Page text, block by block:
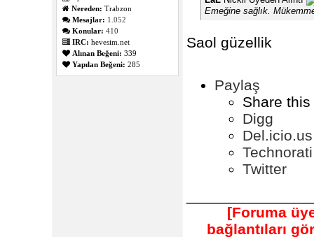
Nereden: Trabzon
Mesajlar: 1.052
Konular: 410
IRC: hevesim.net
Alınan Beğeni: 339
Yapılan Beğeni: 285
Emeğine sağlık.
Saol güzellik
Paylaş
Share
Digg
Del.icio.us
Technorati
Twitter
[Foruma
bağlantıları